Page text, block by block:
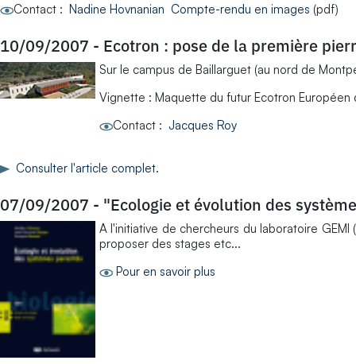
Contact : Nadine Hovnanian Compte-rendu en images (pdf)
10/09/2007 - Ecotron : pose de la première
Sur le campus de Baillarguet (au nord de
Vignette : Maquette du futur Ecotron
Contact : Jacques Roy
Consulter l'article complet.
07/09/2007 - "Ecologie et évolution des
A l'initiative de chercheurs du laboratoire
proposer des stages etc...
Pour en savoir plus